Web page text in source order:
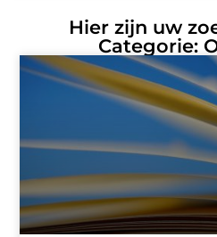
Hier zijn uw
Categorie: